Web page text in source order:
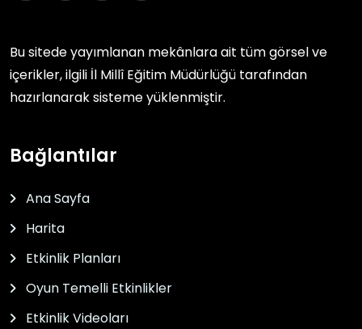
Bu sitede yayımlanan mekânlara ait tüm görsel ve
içerikler, ilgili İl Millî Eğitim Müdürlüğü tarafından
hazırlanarak sisteme yüklenmiştir.
Bağlantılar
Ana Sayfa
Harita
Etkinlik Planları
Oyun Temelli Etkinlikler
Etkinlik Videoları